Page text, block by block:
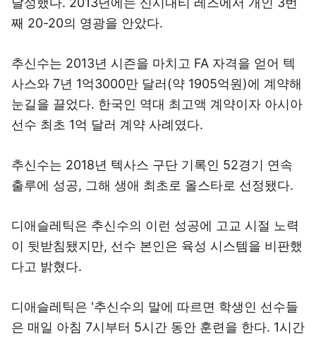
째 20-20의 영광을 안았다.
추신수는 2013년 시즌을 마치고 FA 자격을 얻어 텍
사스와 7년 1억3000만 달러(약 1905억원)에 계약해
눈길을 끌었다. 한국인 역대 최고액 계약이자 아시아
선수 최초 1억 달러 계약 사례였다.
추신수는 2018년 텍사스 구단 기록인 52경기 연속
출루에 성공, 그해 생애 최초로 올스타로 선정됐다.
디애슬레틱은 추신수의 이런 성공에 고교 시절 노력
이 뒷받침됐지만, 선수 본인은 육성 시스템을 비판했
다고 밝혔다.
디애슬레틱은 '추신수의 말에 따르면 학생인 선수들
은 매일 아침 7시부터 5시간 동안 훈련을 한다. 1시간